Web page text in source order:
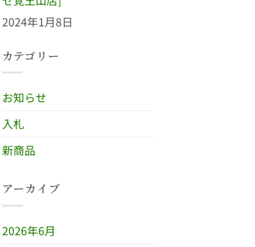
2024年1月8日
カテゴリー
お知らせ
入札
新商品
アーカイブ
2026年6月